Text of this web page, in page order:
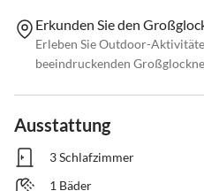
Erkunden Sie den
Erleben Sie Outdoor-
beeindruckenden
Ausstattung
3 Schlafzimmer
1 Bäder